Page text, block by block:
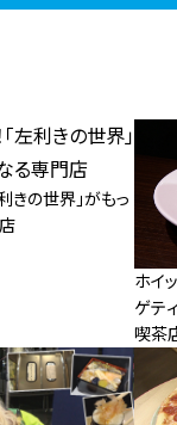
きの世界」がもっ
ホイ
ゲテ
喫茶
ら
ーニ